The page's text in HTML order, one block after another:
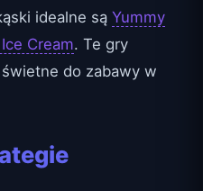
idealne są Yummy
Cream. Te gry
do zabawy w